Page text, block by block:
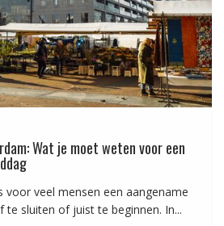
Wat je moet weten voor een
voor veel mensen een aangename
te sluiten of juist te beginnen. In...